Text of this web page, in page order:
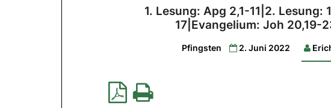
1. Lesung: Apg 2,1-11|2. Lesung:
17|Evangelium: Joh 20,19-
Pfingsten 2. Juni 2022